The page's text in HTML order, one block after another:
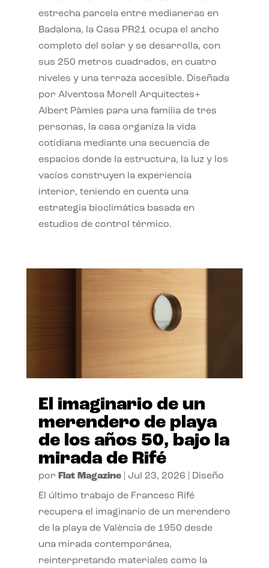
estrecha parcela entre medianeras en
Badalona, la Casa PR21 ocupa el ancho
completo del solar y se desarrolla, con
sus 250 metros cuadrados, en cuatro
niveles y una terraza accesible. Diseñada
por Alventosa Morell Arquitectes+
Albert Pàmies para una familia de tres
personas, la casa organiza la vida
cotidiana mediante una secuencia de
espacios donde la estructura, la luz y los
vacíos construyen la experiencia
interior, teniendo en cuenta una
estrategia bioclimática basada en
estudios de control térmico.
El imaginario de un
merendero de playa
de los años 50, bajo la
mirada de Rifé
por Flat Magazine| Jul 23, 2026 Diseño
El último trabajo de Francesc Rifé
recupera el imaginario de un merendero
de la playa de València de 1950 desde
una mirada contemporánea,
reinterpretando materiales como la